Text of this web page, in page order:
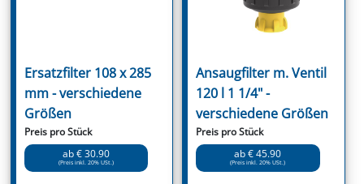
Ersatzfilter 108 x 285
mm - verschiedene
Größen
Preis pro Stück
ab € 30.90
(Preis inkl. 20% USt.)
Ansaugfilter m. Ventil
120 l 1 1/4" -
verschiedene Größen
Preis pro Stück
ab € 45.90
(Preis inkl. 20% USt.)